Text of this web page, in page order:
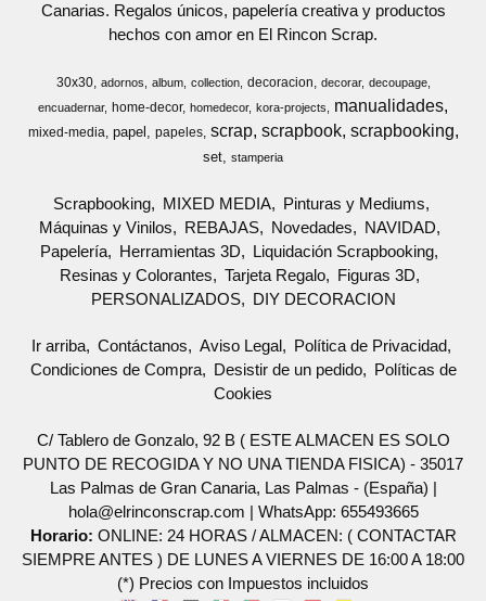
Canarias. Regalos únicos, papelería creativa y productos
hechos con amor en El Rincon Scrap.
30x30 adornos album collection decoracion decorar
decoupage
encuadernar
home-decor homedecor kora-projects manualidades
mixed-media papel papeles scrap scrapbook scrapbooking
set stamperia
Scrapbooking MIXED MEDIA
Pinturas y Mediums
Máquinas y Vinilos
REBAJAS Novedades
NAVIDAD
Papelería
Herramientas 3D
Liquidación Scrapbooking
Resinas y Colorantes
Tarjeta Regalo
Figuras 3D
PERSONALIZADOS
DIY DECORACION
Ir arriba Contáctanos Aviso Legal
Política de Privacidad
Condiciones de Compra
Desistir de un pedido
Políticas de
Cookies
C/ Tablero de Gonzalo, 92 B ( ESTE ALMACEN ES SOLO
PUNTO DE RECOGIDA Y NO UNA TIENDA FISICA) - 35017
Las Palmas de Gran Canaria, Las Palmas - (España) |
hola@elrinconscrap.com | WhatsApp: 655493665
Horario: ONLINE: 24 HORAS / ALMACEN: ( CONTACTAR
SIEMPRE ANTES ) DE LUNES A VIERNES DE 16:00 A 18:00
(*) Precios con Impuestos incluidos